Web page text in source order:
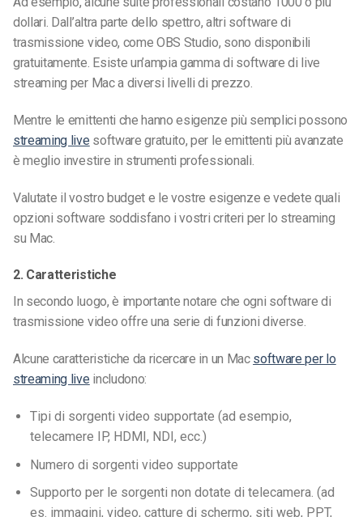
dollari. Dall’altra parte dello spettro, altri software di
trasmissione video, come OBS Studio, sono disponibili
gratuitamente. Esiste un’ampia gamma di software di live
streaming per Mac a diversi livelli di prezzo.
Mentre le emittenti che hanno esigenze più semplici possono
streaming live software gratuito, per le emittenti più avanzate
è meglio investire in strumenti professionali.
Valutate il vostro budget e le vostre esigenze e vedete quali
opzioni software soddisfano i vostri criteri per lo streaming
su Mac.
2. Caratteristiche
In secondo luogo, è importante notare che ogni software di
trasmissione video offre una serie di funzioni diverse.
Alcune caratteristiche da ricercare in un Mac software per lo
streaming live includono:
Tipi di sorgenti video supportate (ad esempio,
telecamere IP, HDMI, NDI, ecc.)
Numero di sorgenti video supportate
Supporto per le sorgenti non dotate di telecamera. (ad
es. immagini, video, catture di schermo, siti web, PPT,